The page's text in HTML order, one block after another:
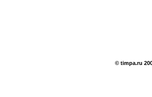
© timpa.ru